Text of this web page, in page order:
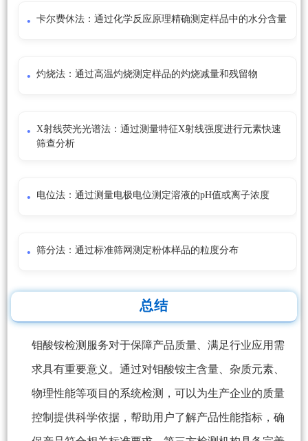
卡尔费休法：通过化学反应原理精确测定样品中的水分含量
灼烧法：通过高温灼烧测定样品的灼烧减量和残留物
X射线荧光光谱法：通过测量特征X射线强度进行元素快速
筛查分析
电位法：通过测量电极电位测定溶液的pH值或离子浓度
筛分法：通过标准筛网测定粉体样品的粒度分布
总结
钼酸铵检测服务对于保障产品质量、满足行业应用需
求具有重要意义。通过对钼酸铵主含量、杂质元素、
物理性能等项目的系统检测，可以为生产企业的质量
控制提供科学依据，帮助用户了解产品性能指标，确